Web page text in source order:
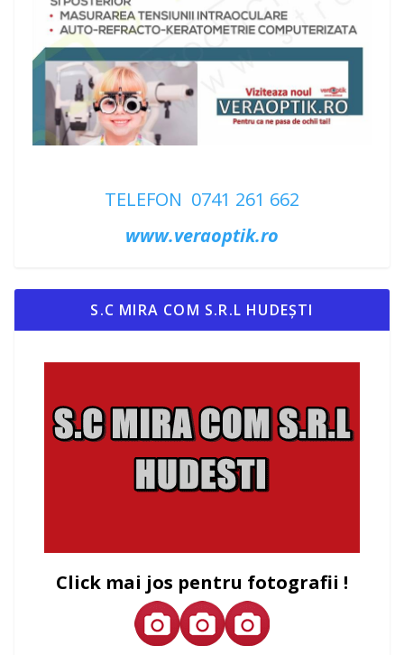
TELEFON 0741 261 662
www.veraoptik.ro
S.C MIRA COM S.R.L HUDEȘTI
Click mai jos pentru fotografii !